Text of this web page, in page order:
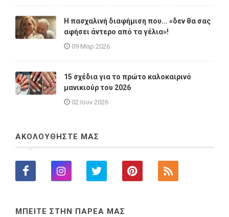
Η πασχαλινή διαφήμιση που... «δεν θα σας
αφήσει άντερο από τα γέλια»!
09 Μαρ 2026
15 σχέδια για το πρώτο καλοκαιρινό
μανικιούρ του 2026
02 Ιουν 2026
ΑΚΟΛΟΥΘΗΣΤΕ ΜΑΣ
ΜΠΕΙΤΕ ΣΤΗΝ ΠΑΡΕΑ ΜΑΣ